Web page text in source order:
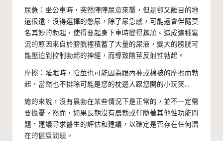
尿急：坐公車時，突然陣陣尿意來襲，但是卻又離目的地
還很遠，沒得選擇的憋尿，除了尿急感，可能還會伴隨莫
名其妙的勃起，使得要起身下車時變得尷尬。造成這種窘
況的原因來自於膀胱裡積蓄了大量的尿液，變大的膀胱可
能壓迫到控制勃起的神經，而導致陰莖反射性勃起。
摩擦：睡眠時，陰莖也可能因為跟內褲或棉被的摩擦而勃
起，當然也不排除可能是您的枕邊人跟您開的小玩笑…
總的來說，沒有晨勃在某些情況下是正常的，並不一定需
要擔憂。然而，如果長期沒有晨勃或伴隨著其他性功能問
題，建議尋求醫生的評估和建議，以確定是否存在任何潛
在的健康問題。